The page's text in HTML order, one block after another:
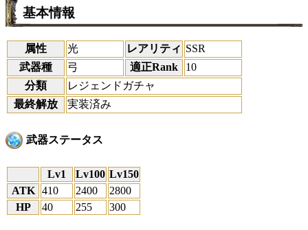
基本情報
属性 光 レアリティ SSR
武器種
弓 適正Rank
10
分類
レジェンドガチャ
最終解放
実装済み
武器ステータス
Lv1 Lv100 Lv150
ATK
410 2400
2800
HP
40 255 300